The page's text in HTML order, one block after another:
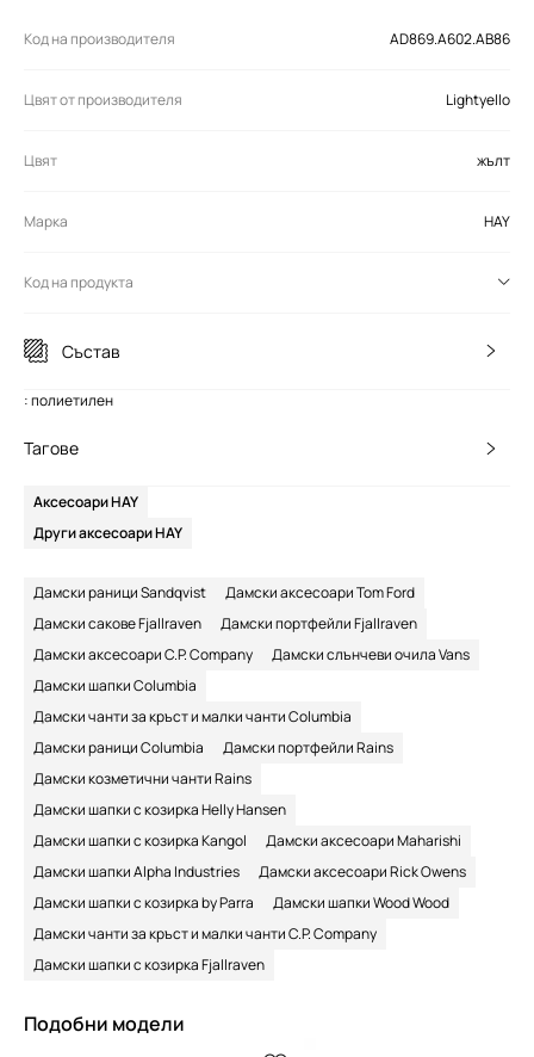
Код на производителя AD869.A602.AB86
Цвят от производителя Lightyello
Цвят жълт
Марка HAY
Код на продукта
Състав
: полиетилен
Тагове
Аксесоари HAY
Други аксесоари HAY
Дамски раници Sandqvist
Дамски аксесоари Tom Ford
Дамски сакове Fjallraven
Дамски портфейли Fjallraven
Дамски аксесоари C.P. Company
Дамски слънчеви очила Vans
Дамски шапки Columbia
Дамски чанти за кръст и малки чанти Columbia
Дамски раници Columbia
Дамски портфейли Rains
Дамски козметични чанти Rains
Дамски шапки с козирка Helly Hansen
Дамски шапки с козирка Kangol
Дамски аксесоари Maharishi
Дамски шапки Alpha Industries
Дамски аксесоари Rick Owens
Дамски шапки с козирка by Parra
Дамски шапки Wood Wood
Дамски чанти за кръст и малки чанти C.P. Company
Дамски шапки с козирка Fjallraven
Подобни модели